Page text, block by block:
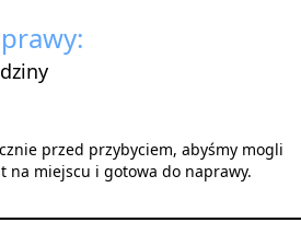
przed przybyciem, abyśmy mogli
na miejscu i gotowa do naprawy.